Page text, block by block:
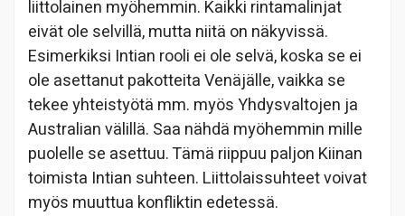
liittolainen myöhemmin. Kaikki rintamalinjat
eivät ole selvillä, mutta niitä on näkyvissä.
Esimerkiksi Intian rooli ei ole selvä, koska se ei
ole asettanut pakotteita Venäjälle, vaikka se
tekee yhteistyötä mm. myös Yhdysvaltojen ja
Australian välillä. Saa nähdä myöhemmin mille
puolelle se asettuu. Tämä riippuu paljon Kiinan
toimista Intian suhteen. Liittolaissuhteet voivat
myös muuttua konfliktin edetessä.